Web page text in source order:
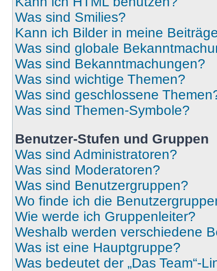
Was sind Smilies?
Kann ich Bilder in meine
Was sind globale
Was sind Bekanntmachungen?
Was sind wichtige Themen?
Was sind geschlossene
Was sind Themen-Symbole?
Benutzer-Stufen und Gruppen
Was sind Administratoren?
Was sind Moderatoren?
Was sind Benutzergruppen?
Wo finde ich die
Wie werde ich Gruppenleiter?
Weshalb werden verschiedene
Was ist eine Hauptgruppe?
Was bedeutet der „Das Team“-